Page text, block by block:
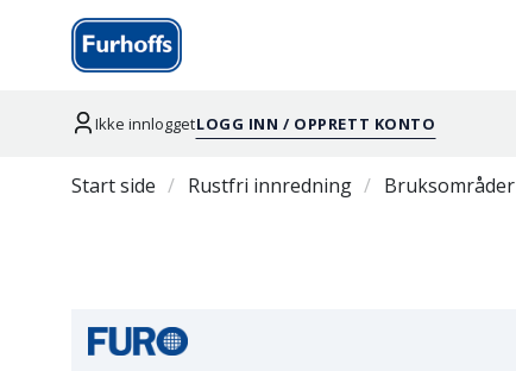
Ikke innloggetLOGG INN / OPPRETT KONTO
Start side Rustfri innredning Bruksområder